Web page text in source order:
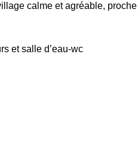
calme et agréable, proche
et salle d’eau-wc